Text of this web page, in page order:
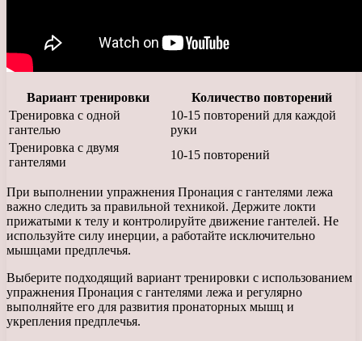
Вариант тренировки
Количество повторений
Тренировка с одной
гантелью
10-15 повторений для каждой
руки
Тренировка с двумя
гантелями
10-15 повторений
При выполнении упражнения Пронация с гантелями лежа
важно следить за правильной техникой. Держите локти
прижатыми к телу и контролируйте движение гантелей. Не
используйте силу инерции, а работайте исключительно
мышцами предплечья.
Выберите подходящий вариант тренировки с использованием
упражнения Пронация с гантелями лежа и регулярно
выполняйте его для развития пронаторных мышц и
укрепления предплечья.